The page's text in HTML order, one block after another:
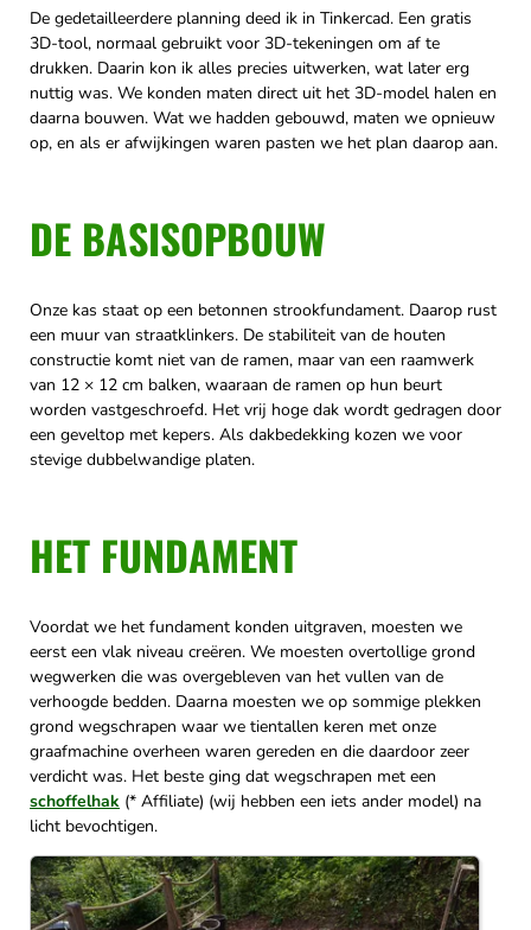
De gedetailleerdere planning deed ik in Tinkercad. Een gratis
3D-tool, normaal gebruikt voor 3D-tekeningen om af te
drukken. Daarin kon ik alles precies uitwerken, wat later erg
nuttig was. We konden maten direct uit het 3D-model halen en
daarna bouwen. Wat we hadden gebouwd, maten we opnieuw
op, en als er afwijkingen waren pasten we het plan daarop aan.
DE BASISOPBOUW
Onze kas staat op een betonnen strookfundament. Daarop rust
een muur van straatklinkers. De stabiliteit van de houten
constructie komt niet van de ramen, maar van een raamwerk
van 12 × 12 cm balken, waaraan de ramen op hun beurt
worden vastgeschroefd. Het vrij hoge dak wordt gedragen door
een geveltop met kepers. Als dakbedekking kozen we voor
stevige dubbelwandige platen.
HET FUNDAMENT
Voordat we het fundament konden uitgraven, moesten we
eerst een vlak niveau creëren. We moesten overtollige grond
wegwerken die was overgebleven van het vullen van de
verhoogde bedden. Daarna moesten we op sommige plekken
grond wegschrapen waar we tientallen keren met onze
graafmachine overheen waren gereden en die daardoor zeer
verdicht was. Het beste ging dat wegschrapen met een
schoffelhak (* Affiliate) (wij hebben een iets ander model) na
licht bevochtigen.